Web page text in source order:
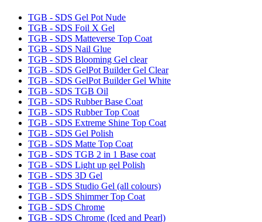
TGB - SDS Gel Pot Nude
TGB - SDS Foil X Gel
TGB - SDS Matteverse Top Coat
TGB - SDS Nail Glue
TGB - SDS Blooming Gel clear
TGB - SDS GelPot Builder Gel Clear
TGB - SDS GelPot Builder Gel White
TGB - SDS TGB Oil
TGB - SDS Rubber Base Coat
TGB - SDS Rubber Top Coat
TGB - SDS Extreme Shine Top Coat
TGB - SDS Gel Polish
TGB - SDS Matte Top Coat
TGB - SDS TGB 2 in 1 Base coat
TGB - SDS Light up gel Polish
TGB - SDS 3D Gel
TGB - SDS Studio Gel (all colours)
TGB - SDS Shimmer Top Coat
TGB - SDS Chrome
TGB - SDS Chrome (Iced and Pearl)